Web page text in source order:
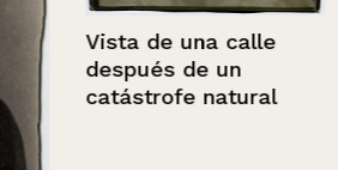
Vista de una calle
después de un
catástrofe natural